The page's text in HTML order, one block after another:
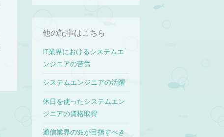
他の記事はこちら
IT業界におけるシステムエ
ンジニアの苦労
システムエンジニアの活躍
休日を使ったシステムエン
ジニアの資格取得
通信業界のSEが目指すべき